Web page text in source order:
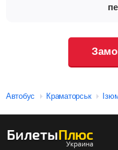
Автобус Краматорськ